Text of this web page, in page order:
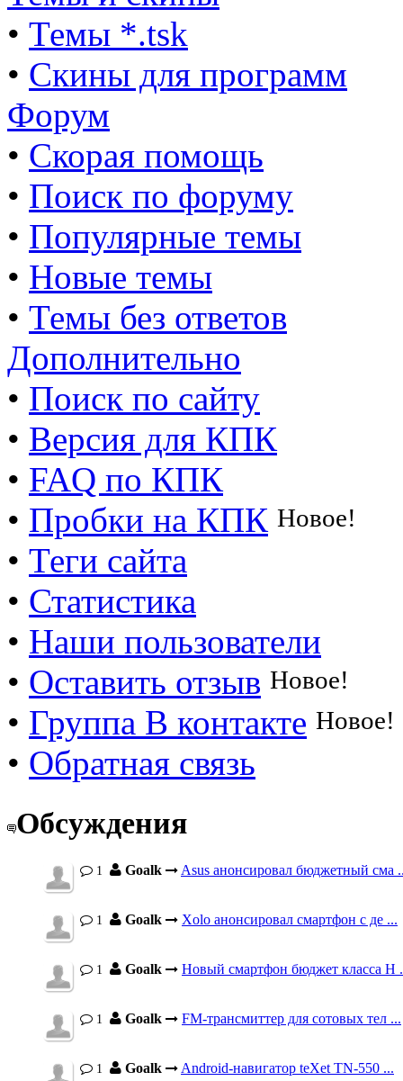
• Темы *.tsk
• Скины для программ
Форум
• Скорая помощь
• Поиск по форуму
• Популярные темы
• Новые темы
• Темы без ответов
Дополнительно
• Поиск по сайту
• Версия для КПК
• FAQ по КПК
• Пробки на КПК Новое!
• Теги сайта
• Статистика
• Наши пользователи
• Оставить отзыв Новое!
• Группа В контакте Новое!
• Обратная связь
Обсуждения
1 Goalk Asus анонсировал бюджетный сма
1 Goalk Xolo анонсировал смартфон с де ...
1 Goalk Новый смартфон бюджет класса H
1 Goalk FM-трансмиттер для сотовых тел ...
1 Goalk Android-навигатор teXet TN-550 ...